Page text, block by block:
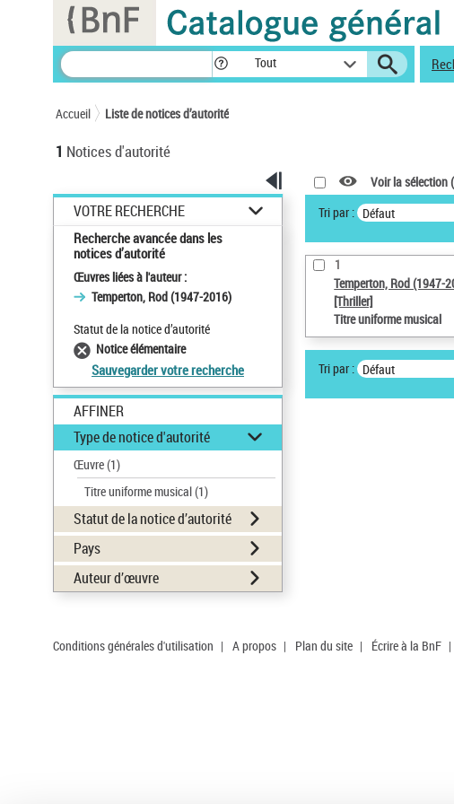
Tout
Accueil Liste de notices d’autorité
1 Notices d'autorité
VOTRE RECHERCHE
Recherche avancée dans les
notices d’autorité
Œuvres liées à l'auteur :
Temperton, Rod (1947-2016)
Statut de la notice d’autorité
Notice élémentaire
Sauvegarder votre recherche
AFFINER
Type de notice d'autorité
Œuvre(1)
Titre uniforme musical(1)
Statut de la notice d’autorité
Pays
Auteur d’œuvre
Voir la sélection (
Tri par : Défaut
1
Temperton, Rod (1947-
[Thriller]
Titre uniforme musical
Tri par : Défaut
Conditions générales d'utilisation | A propos | Plan du site | Écrire à la BnF |
Panneau de gestion des cookies